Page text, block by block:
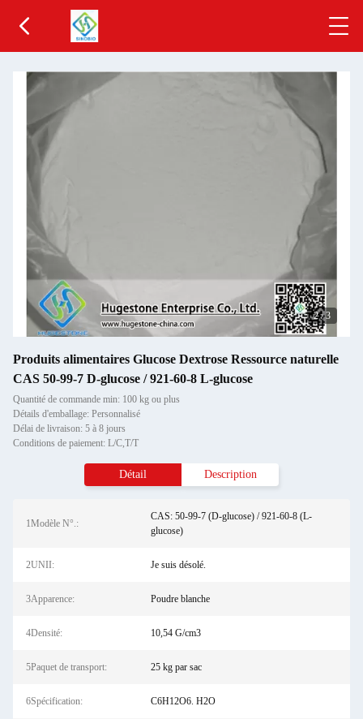
2/3
Produits alimentaires Glucose Dextrose Ressource naturelle
CAS 50-99-7 D-glucose / 921-60-8 L-glucose
Quantité de commande min: 100 kg ou plus
Détails d'emballage: Personnalisé
Délai de livraison: 5 à 8 jours
Conditions de paiement: L/C,T/T
Détail Description
1Modèle N°.:
CAS: 50-99-7 (D-glucose) / 921-60-8 (L-
glucose)
2UNII: Je suis désolé.
3Apparence: Poudre blanche
4Densité: 10,54 G/cm3
5Paquet de transport: 25 kg par sac
6Spécification: C6H12O6. H2O